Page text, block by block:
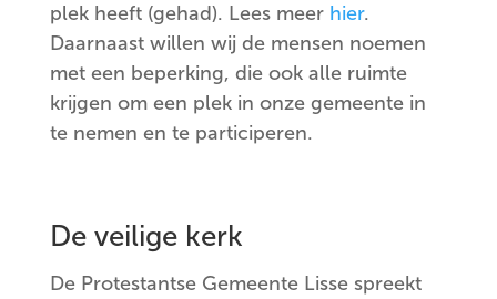
plek heeft (gehad). Lees meerhier.
Daarnaast willen wij de mensen noemen
met een beperking, die ook alle ruimte
krijgen om een plek in onze gemeente in
te nemen en te participeren.
De veilige kerk
De Protestantse Gemeente Lisse spreekt